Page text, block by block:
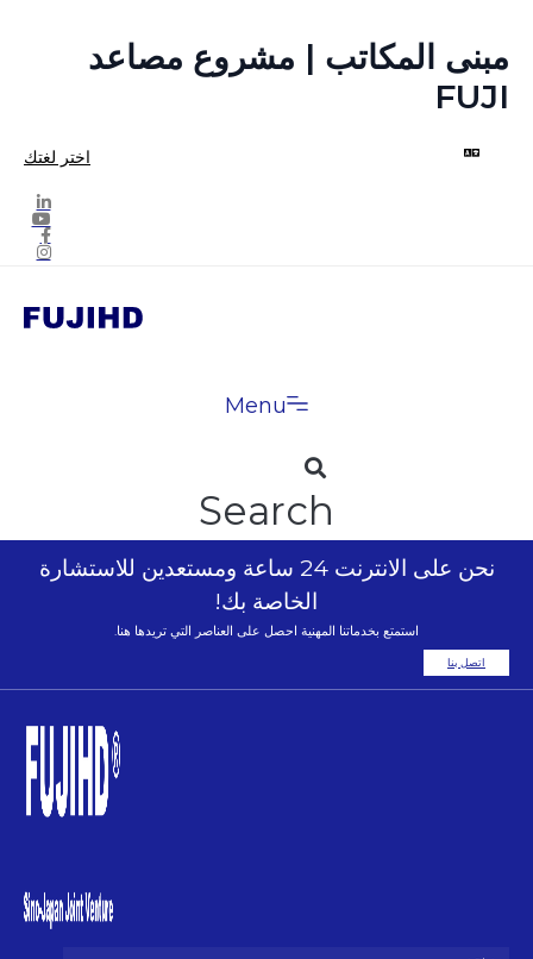
مبنى المكاتب | مشروع مصاعد
FUJI
اختر لغتك
Menu
Search
نحن على الانترنت 24 ساعة ومستعدين للاستشارة
الخاصة بك!
استمتع بخدماتنا المهنية احصل على العناصر التي تريدها هنا.
اتصل بنا